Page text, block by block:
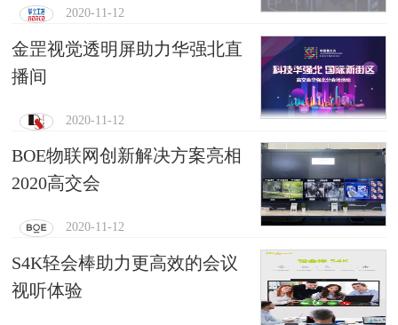
2020-11-12
金罡视觉透明屏助力华强北直
播间
2020-11-12
BOE物联网创新解决方案亮相
2020高交会
2020-11-12
S4K轻会棒助力更高效的会议
视听体验